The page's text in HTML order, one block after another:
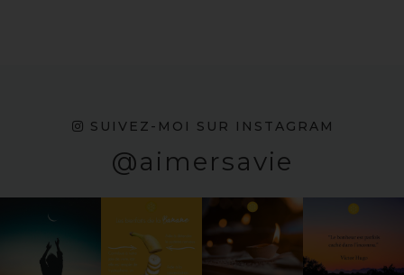
SUIVEZ-MOI SUR INSTAGRAM
@aimersavie